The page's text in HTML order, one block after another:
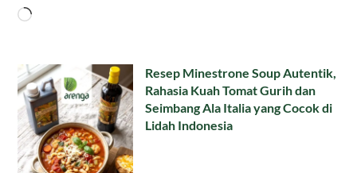
Memuat...
Resep Minestrone Soup Autentik,
Rahasia Kuah Tomat Gurih dan
Seimbang Ala Italia yang Cocok di
Lidah Indonesia